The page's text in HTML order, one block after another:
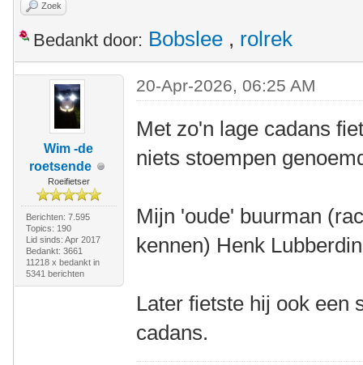
Zoek
Bedankt door: Bobslee , rolrek
Wim -de
roetsende
Roeifietser
Berichten: 7.595
Topics: 190
Lid sinds: Apr 2017
Bedankt: 3661
11218 x bedankt in
5341 berichten
20-Apr-2026, 06:25 AM
Met zo'n lage cadans
niets stoempen
Mijn 'oude' buurman
kennen) Henk
Later fietste hij ook een
cadans.